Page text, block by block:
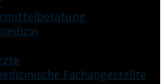
Fachangestellte